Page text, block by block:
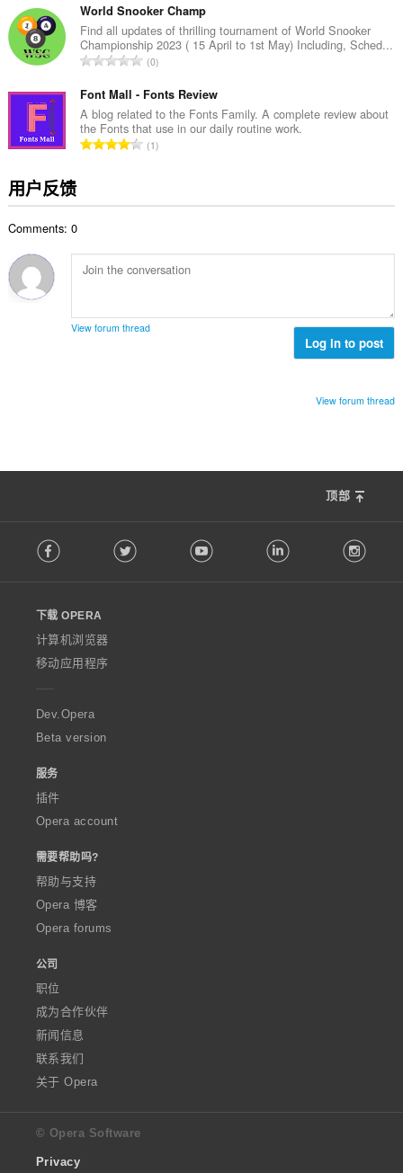
分
次
数
：
World Snooker Champ
Find all updates of thrilling tournament of World Snooker
Championship 2023 ( 15 April to 1st May) Including, Sched...
总
分
次
数
：
0
Font Mall - Fonts Review
A blog related to the Fonts Family. A complete review about
the Fonts that use in our daily routine work.
总
1
用户反馈
Comments: 0
View forum thread
Log in to post
View forum thread
顶部
o
w
O
p
e
a
Facebook Twitter Youtube LinkedIn
下载 OPERA
计算机浏览器
移动应用程序
Dev.Opera
Beta version
服务
插件
Opera account
需要帮助吗?
帮助与支持
Opera 博客
Opera forums
公司
职位
成为合作伙伴
新闻信息
联系我们
关于 Opera
© Opera Software
Privacy